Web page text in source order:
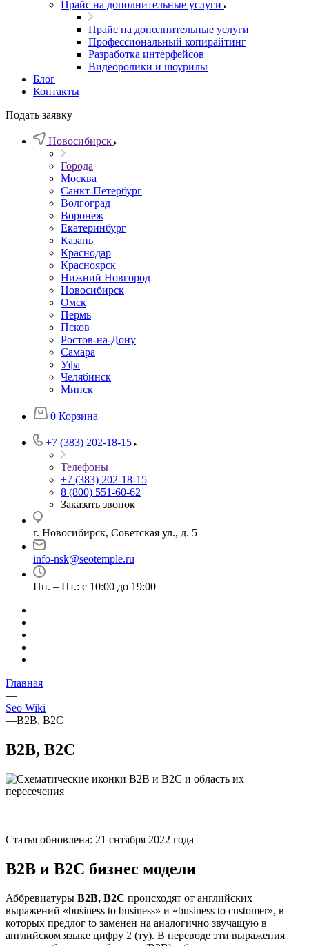
Прайс на дополнительные услуги
Прайс на дополнительные услуги
Профессиональный копирайтинг
Разработка интерфейсов
Видеоролики и шоурилы
Блог
Контакты
Подать заявку
Новосибирск
Города
Москва
Санкт-Петербург
Волгоград
Воронеж
Екатеринбург
Казань
Краснодар
Красноярск
Нижний Новгород
Новосибирск
Омск
Пермь
Псков
Ростов-на-Дону
Самара
Уфа
Челябинск
Минск
0 Корзина
+7 (383) 202-18-15
Телефоны
+7 (383) 202-18-15
8 (800) 551-60-62
Заказать звонок
г. Новосибирск, Советская ул., д. 5
info-nsk@seotemple.ru
Пн. – Пт.: с 10:00 до 19:00
Главная
—
Seo Wiki
—B2B, B2C
B2B, B2C
Статья обновлена: 21 снтября 2022 года
B2B и B2C бизнес модели
Аббревиатуры B2B, B2C происходят от английских
выражений «business to business» и «business to customer», в
которых предлог to заменён на аналогично звучащую в
английском языке цифру 2 (ту). В переводе эти выражения